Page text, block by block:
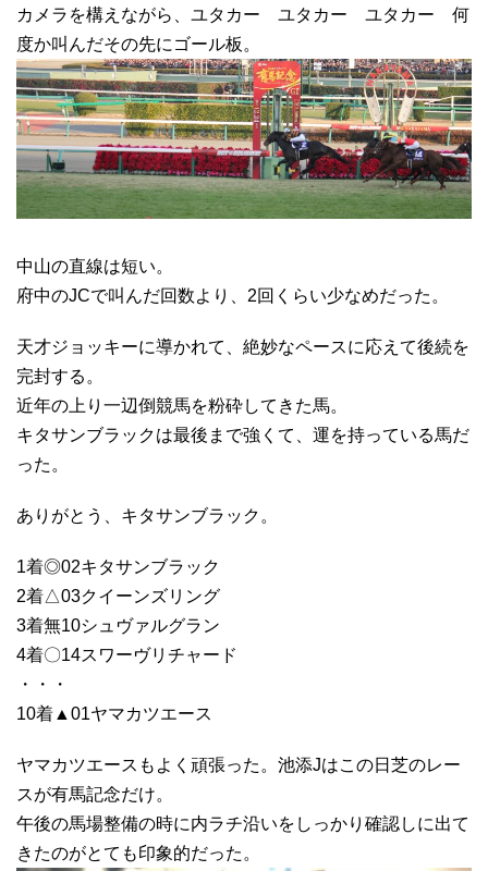
カメラを構えながら、ユタカー ユタカー ユタカー 何
度か叫んだその先にゴール板。
中山の直線は短い。
府中のJCで叫んだ回数より、2回くらい少なめだった。
天才ジョッキーに導かれて、絶妙なペースに応えて後続を
完封する。
近年の上り一辺倒競馬を粉砕してきた馬。
キタサンブラックは最後まで強くて、運を持っている馬だ
った。
ありがとう、キタサンブラック。
1着◎02キタサンブラック
2着△03クイーンズリング
3着無10シュヴァルグラン
4着〇14スワーヴリチャード
・・・
10着▲01ヤマカツエース
ヤマカツエースもよく頑張った。池添Jはこの日芝のレー
スが有馬記念だけ。
午後の馬場整備の時に内ラチ沿いをしっかり確認しに出て
きたのがとても印象的だった。